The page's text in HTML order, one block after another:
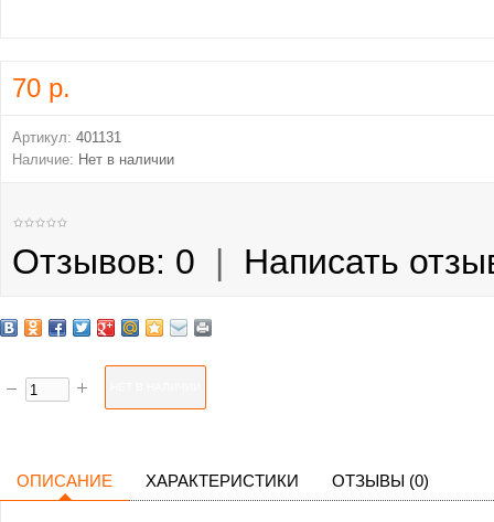
70 р.
Артикул: 401131
Наличие: Нет в наличии
Отзывов: 0 | Написать
ОПИСАНИЕ ХАРАКТЕРИСТИКИ ОТЗЫВЫ (0)